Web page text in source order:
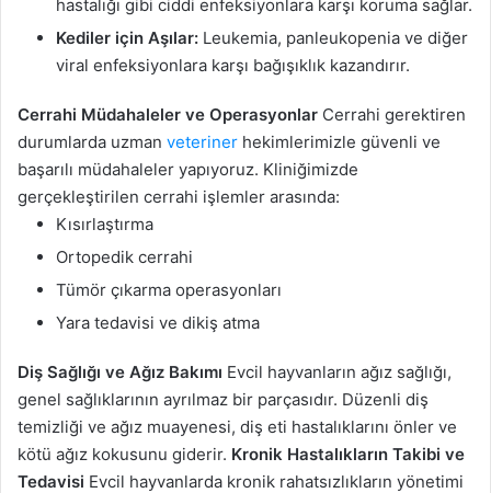
hastalığı gibi ciddi enfeksiyonlara karşı koruma sağlar.
Kediler için Aşılar: Leukemia, panleukopenia ve diğer
viral enfeksiyonlara karşı bağışıklık kazandırır.
Cerrahi Müdahaleler ve Operasyonlar Cerrahi gerektiren
durumlarda uzman veteriner hekimlerimizle güvenli ve
başarılı müdahaleler yapıyoruz. Kliniğimizde
gerçekleştirilen cerrahi işlemler arasında:
Kısırlaştırma
Ortopedik cerrahi
Tümör çıkarma operasyonları
Yara tedavisi ve dikiş atma
Diş Sağlığı ve Ağız Bakımı Evcil hayvanların ağız sağlığı,
genel sağlıklarının ayrılmaz bir parçasıdır. Düzenli diş
temizliği ve ağız muayenesi, diş eti hastalıklarını önler ve
kötü ağız kokusunu giderir. Kronik Hastalıkların Takibi ve
Tedavisi Evcil hayvanlarda kronik rahatsızlıkların yönetimi